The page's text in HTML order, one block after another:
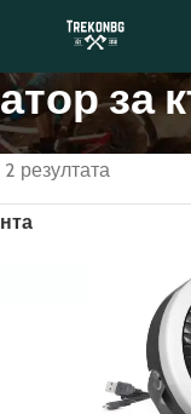
за
за къмпинг
резултата